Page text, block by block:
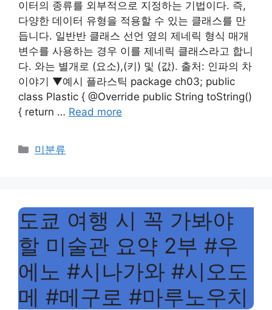
이터의 종류를 외부적으로 지정하는 기법이다. 즉,
다양한 데이터 유형을 적용할 수 있는 클래스를 만
듭니다. 일반반 클래스 선언 옆의 제네릭 형식 매개
변수를 사용하는 경우 이를 제네릭 클래스라고 합니
다. 와는 별개로 (요소),(키) 및 (값). 출처: 인파의 차
이야기 ▼예시 플라스틱 package ch03; public
class Plastic { @Override public String toString()
{ return … Read more
Categories
미분류
도쿄 여행 시 꼭 가봐야
할 미술관 요약 2부 #우
에노 #시나가와 #시오도
메 #메구로 #마루노우치